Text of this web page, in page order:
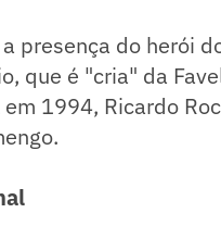
presença do herói
que é "cria" da
1994, Ricardo